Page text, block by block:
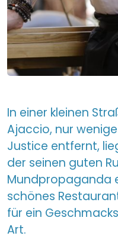
In einer kleinen
Ajaccio, nur
Justice entfernt,
der seinen guten
Mundpropaganda
schönes
für ein
Art.